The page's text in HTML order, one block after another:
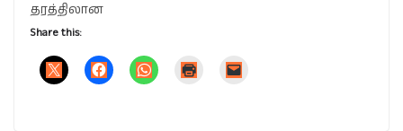
தரத்திலான
Share this: